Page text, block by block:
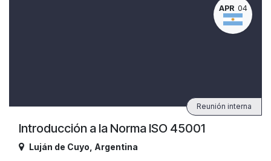
APR 04
Introducción a la Norma ISO 45001
Reunión interna
Luján de Cuyo Argentina